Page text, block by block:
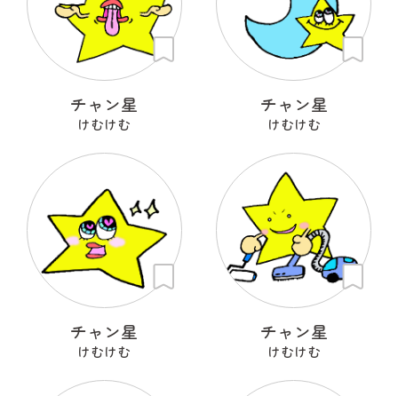
チャン星
けむけむ
チャン星
けむけむ
チャン星
けむけむ
チャン星
けむけむ